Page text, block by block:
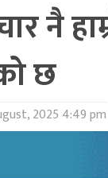
नै
छ
2025 4:49 pm